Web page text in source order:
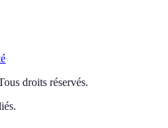
droits réservés.